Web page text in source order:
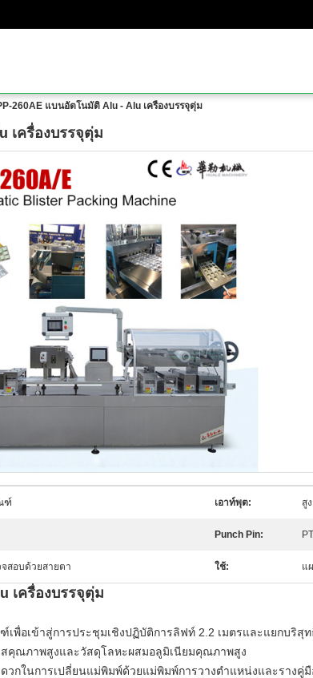
260AE แบนอัตโนมัติ Alu - Alu เครื่องบรรจุตุ่ม
เครื่องบรรจุตุ่ม
ฑ์ เอาท์พุต: สู
Punch Pin:
จสอบด้วยสายตา ใช้: แ
เครื่องบรรจุตุ่ม
เพื่อเข้าสู่การประชุมเชิงปฏิบัติการลิฟท์ 2.2 เมตรและแยกบริสุ
คุณภาพสูงและวัสดุโลหะผสมอลูมิเนียมคุณภาพสูง
กในการเปลี่ยนแม่พิมพ์ด้วยแม่พิมพ์การวางตำแหน่งและรางคู่